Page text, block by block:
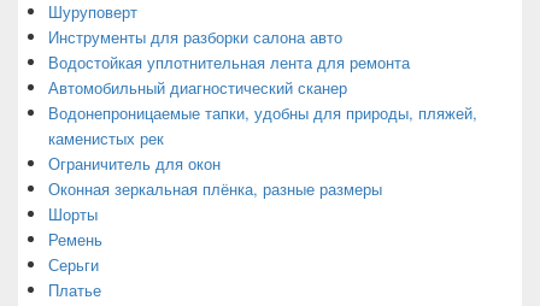
Шуруповерт
Инструменты для разборки салона авто
Водостойкая уплотнительная лента для ремонта
Автомобильный диагностический сканер
Водонепроницаемые тапки, удобны для природы, пляжей,
каменистых рек
Ограничитель для окон
Оконная зеркальная плёнка, разные размеры
Шорты
Ремень
Серьги
Платье